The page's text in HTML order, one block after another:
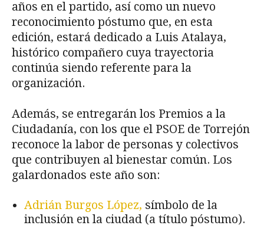
años en el partido, así como un nuevo
reconocimiento póstumo que, en esta
edición, estará dedicado a Luis Atalaya,
histórico compañero cuya trayectoria
continúa siendo referente para la
organización.
Además, se entregarán los Premios a la
Ciudadanía, con los que el PSOE de Torrejón
reconoce la labor de personas y colectivos
que contribuyen al bienestar común. Los
galardonados este año son:
Adrián Burgos López, símbolo de la
inclusión en la ciudad (a título póstumo).